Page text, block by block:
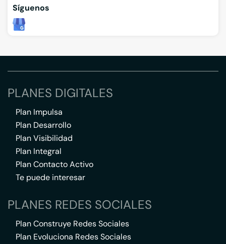
Síguenos
PLANES DIGITALES
Plan Impulsa
Plan Desarrollo
Plan Visibilidad
Plan Integral
Plan Contacto Activo
Te puede interesar
PLANES REDES SOCIALES
Plan Construye Redes Sociales
Plan Evoluciona Redes Sociales